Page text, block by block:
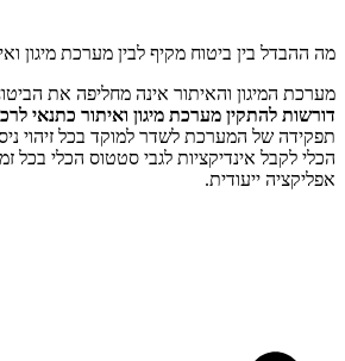
מה ההבדל בין ביטוח מקיף לבין מערכת מיגון
מערכת המיגון והאיתור אינה מחליפה את
דורשות להתקין מערכת מיגון ואיתור כתנאי
תפקידה של המערכת לשדר למוקד בכל זיהוי
הכלי לקבל אינדיקציות לגבי סטטוס הכלי בכל
אפליקציה ייעודית.